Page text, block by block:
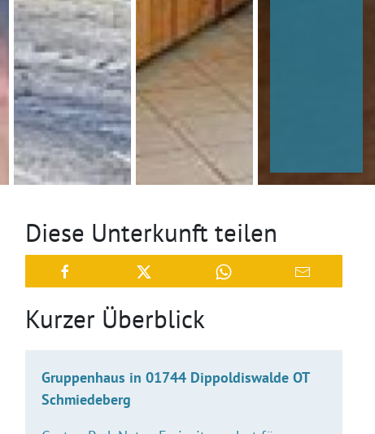
Diese Unterkunft teilen
Kurzer Überblick
Gruppenhaus in 01744 Dippoldiswalde OT
Schmiedeberg